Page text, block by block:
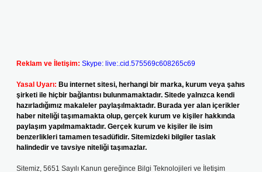
Reklam ve İletişim: Skype: live:.cid.575569c608265c69
Yasal Uyarı: Bu internet sitesi, herhangi bir marka, kurum veya şahıs
şirketi ile hiçbir bağlantısı bulunmamaktadır. Sitede yalnızca kendi
hazırladığımız makaleler paylaşılmaktadır. Burada yer alan içerikler
haber niteliği taşımamakta olup, gerçek kurum ve kişiler hakkında
paylaşım yapılmamaktadır. Gerçek kurum ve kişiler ile isim
benzerlikleri tamamen tesadüfidir. Sitemizdeki bilgiler taslak
halindedir ve tavsiye niteliği taşımazlar.
Sitemiz, 5651 Sayılı Kanun gereğince Bilgi Teknolojileri ve İletişim